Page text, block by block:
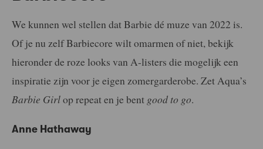
We kunnen wel stellen dat Barbie dé muze van 2022 is.
Of je nu zelf Barbiecore wilt omarmen of niet, bekijk
hieronder de roze looks van A-listers die mogelijk een
inspiratie zijn voor je eigen zomergarderobe. Zet Aqua’s
Barbie Girlop repeat en je bent good to go.
Anne Hathaway